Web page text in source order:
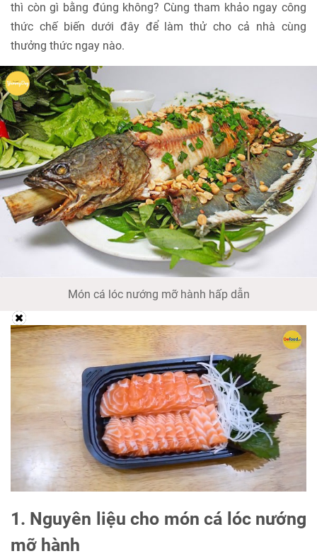
thì còn gì bằng đúng không? Cùng tham khảo ngay công
thức chế biến dưới đây để làm thử cho cả nhà cùng
thưởng thức ngay nào.
Món cá lóc nướng mỡ hành hấp dẫn
1. Nguyên liệu cho món cá lóc nướng
mỡ hành